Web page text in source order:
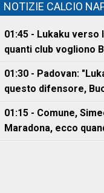
NOTIZIE CALCIO
01:45 - Lukaku verso
quanti club vogliono
01:30 - Padovan:
questo difensore,
01:15 - Comune,
Maradona, ecco